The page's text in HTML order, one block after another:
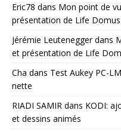
Eric78 dans Mon point de
présentation de Life
Jérémie Leuteneggerdans
et présentation de Life
Cha dans Test Aukey PC-
nette
RIADI SAMIR dans KODI:
et dessins animés